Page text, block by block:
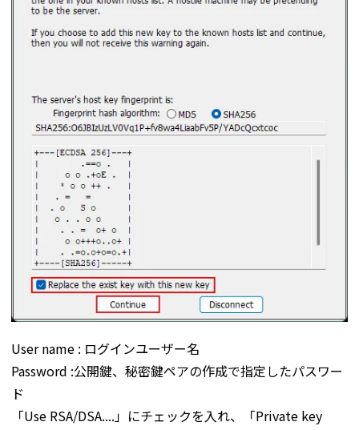
User name : ログインユーザー名
Password :公開鍵、秘密鍵ペアの作成で指定したパスワー
ド
「Use RSA/DSA....」にチェックを入れ、「Private key